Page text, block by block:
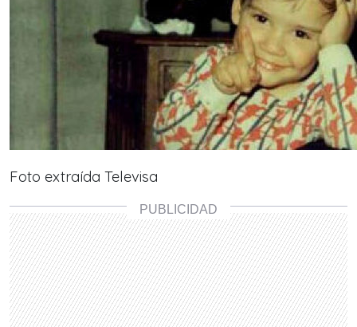
Foto extraída Televisa